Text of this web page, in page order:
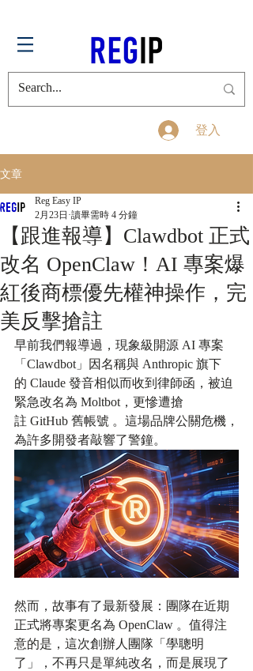
登入
文章
【跟進報導】Clawdbot 正式
改名 OpenClaw！AI 專案爆
紅後商標優先權神操作，完
美反擊搶註
Reg Easy IP
2月23日 讀畢需時 4 分鐘
早前我們報導過，現象級開源 AI 專案
「Clawdbot」因名稱與 Anthropic 旗下
的 Claude 發音相似而收到律師函，被迫
緊急改名為 Moltbot，更慘遭搶
註 GitHub 舊帳號 。這場品牌公關危機，
為許多開發者敲響了警鐘。
然而，故事有了最新發展：團隊在近期
正式將專案更名為 OpenClaw 。值得注
意的是，這次創辦人團隊「學聰明
了」，不再只是單純改名，而是展現了